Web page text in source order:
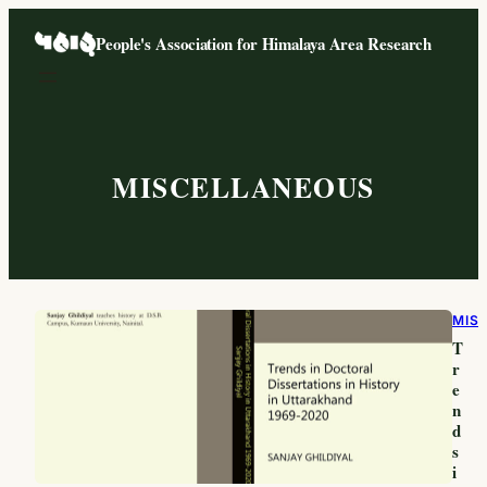
People's Association for Himalaya Area Research
MISCELLANEOUS
T
r
e
n
d
s
i